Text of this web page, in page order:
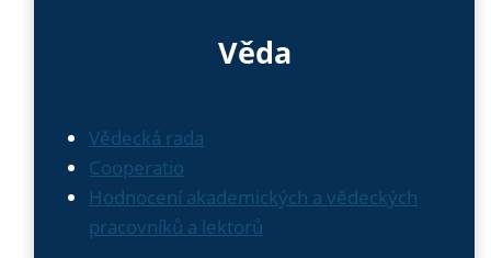
Věda
Vědecká rada
Cooperatio
Hodnocení akademických a vědeckých
pracovníků a lektorů